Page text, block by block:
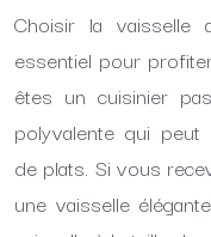
Choisir la
essentiel pour
êtes un cuisinier
polyvalente qui
de plats. Si vous
une vaisselle